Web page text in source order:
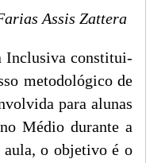
Assis Zattera
Inclusiva constitui-
metodológico de
para alunas
Médio durante a
aula, o objetivo é o